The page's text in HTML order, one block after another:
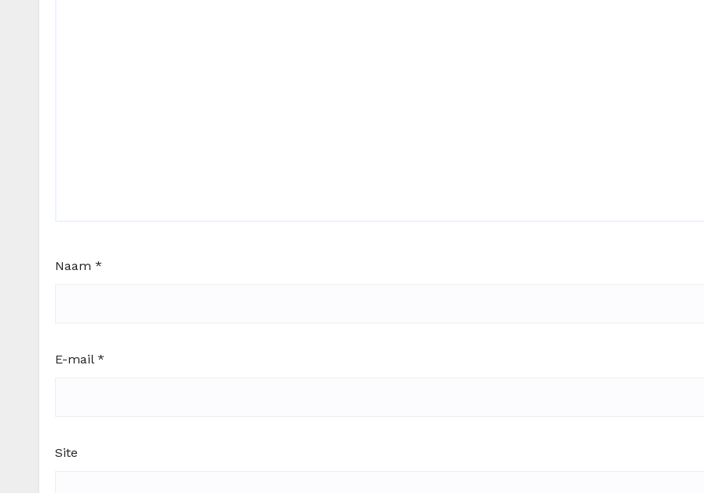
Naam *
E-mail *
Site